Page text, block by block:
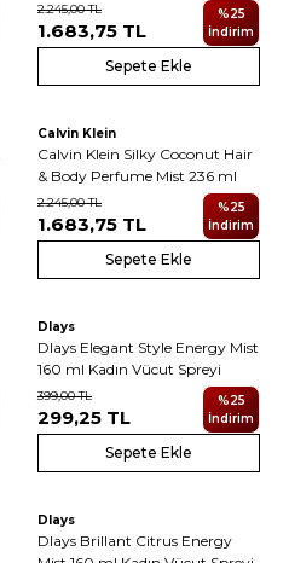
2.245,00TL
1.683,75 TL
%25
İndirim
Sepete Ekle
Yeni
Calvin Klein
Calvin Klein Silky Coconut Hair
& Body Perfume Mist 236 ml
2.245,00TL
1.683,75 TL
%25
İndirim
Sepete Ekle
Dlays
Dlays Elegant Style Energy Mist
160 ml Kadın Vücut Spreyi
399,00TL
299,25 TL
%25
İndirim
Sepete Ekle
Dlays
Dlays Brillant Citrus Energy